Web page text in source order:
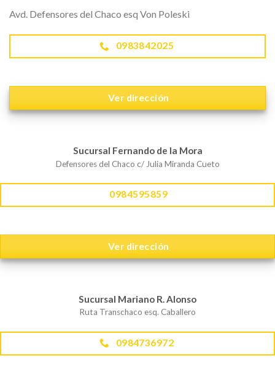
Avd. Defensores del Chaco esq Von Poleski
0983842025
Ver dirección
Sucursal Fernando de la Mora
Defensores del Chaco c/ Julia Miranda Cueto
0984595859
Ver dirección
Sucursal Mariano R. Alonso
Ruta Transchaco esq. Caballero
0984736972